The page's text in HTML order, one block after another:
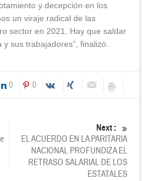
y decepción en los
un viraje radical de las
sector en 2021. Hay que saldar
sus trabajadores”, finalizó.
0 0
Next :
EL ACUERDO EN LA PARITARIA
NACIONAL PROFUNDIZA EL
RETRASO SALARIAL DE LOS
ESTATALES